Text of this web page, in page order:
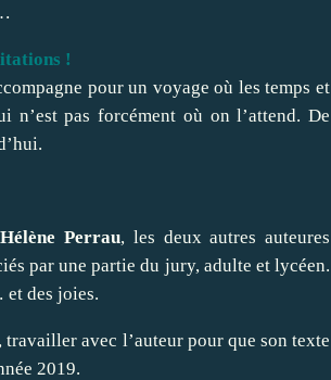
!
pour un voyage où les temps et
n’est pas forcément où on l’attend. De
Hélène Perrau, les deux autres auteures
par une partie du jury, adulte et lycéen.
des joies.
avec l’auteur pour que son texte
2019.